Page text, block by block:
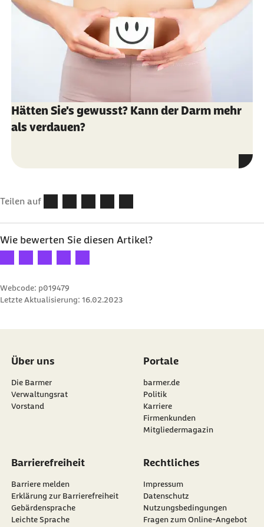
Hätten Sie's gewusst? Kann der Darm mehr
als verdauen?
Teilen auf
Wie bewerten Sie diesen Artikel?
Ihre Bewertung: 1 Stern
Ihre Bewertung: 2 Sterne
Ihre Bewertung: 3 Sterne
Ihre Bewertung: 4 Sterne
Ihre Bewertung: 5 Sterne
Webcode: p019479
Letzte Aktualisierung: 16.02.2023
Über uns
Die Barmer
Verwaltungsrat
Vorstand
Portale
barmer.de
Politik
Karriere
Firmenkunden
Mitgliedermagazin
Barrierefreiheit
Barriere melden
Erklärung zur Barrierefreiheit
Gebärdensprache
Leichte Sprache
Rechtliches
Impressum
Datenschutz
Nutzungsbedingungen
Fragen zum Online-Angebot